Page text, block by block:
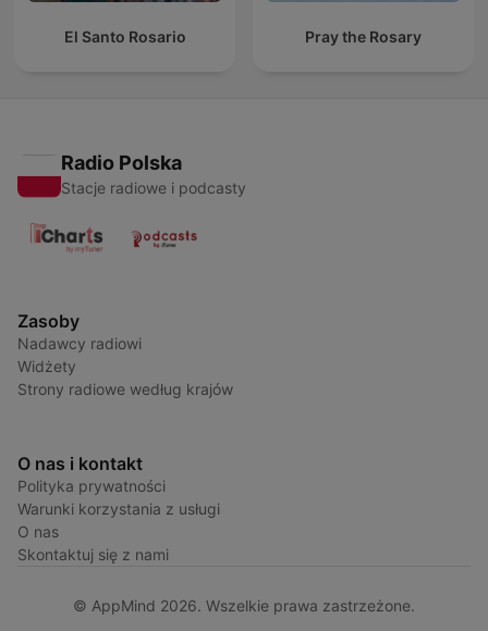
El Santo Rosario Pray the Rosary
Radio Polska
Stacje radiowe i podcasty
Zasoby
Nadawcy radiowi
Widżety
Strony radiowe według krajów
O nas i kontakt
Polityka prywatności
Warunki korzystania z usługi
O nas
Skontaktuj się z nami
© AppMind 2026. Wszelkie prawa zastrzeżone.